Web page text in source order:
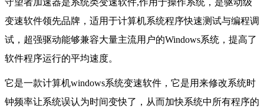
守望者加速器是系统类变速软件,作用于操作系统，是驱动级
变速软件领先品牌，适用于计算机系统程序快速测试与编程调
试，超强驱动能够兼容大量主流用户的Windows系统，提高了
软件程序运行的平均速度。
它是一款计算机windows系统变速软件，它是用来修改系统时
钟频率让系统误认为时间变快了，从而加快系统中所有程序的